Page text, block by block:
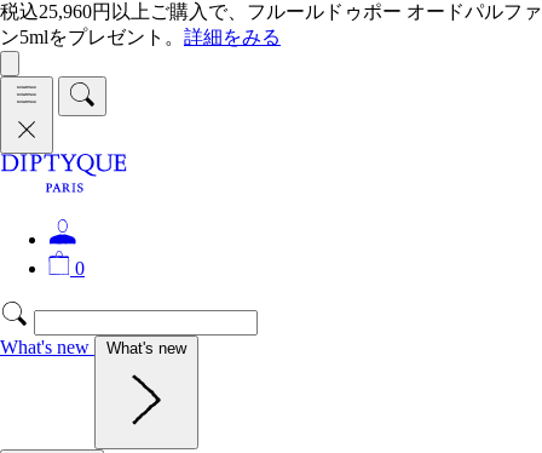
税込25,960円以上ご購入で、フルールドゥポー オードパルファ
ン5mlをプレゼント。 詳細をみる
0
What's new What's new